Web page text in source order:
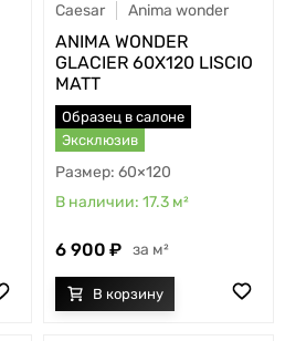
Caesar Anima wonder
ANIMA WONDER
GLACIER 60X120 LISCIO
MATT
Образец в салоне
Эксклюзив
60×120
17.3 м²
6 900 м²